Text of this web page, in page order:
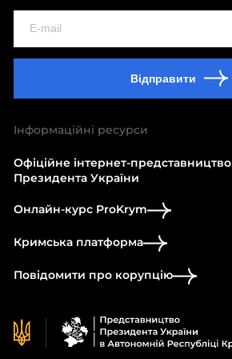
Відправити
Інформаційні ресурси
Офіційне інтернет-представництво
Президента України
Онлайн-курс ProKrym
Кримська платформа
Повідомити про корупцію